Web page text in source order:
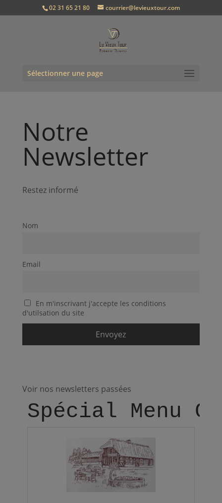
02 31 65 21 80 courrier@levieuxtour.com
Sélectionner une page
Notre
Newsletter
Restez informé
Nom
Email
En m'inscrivant j'accepte les conditions
d'utilsation du site
Voir nos newsletters passées
Spécial Menu